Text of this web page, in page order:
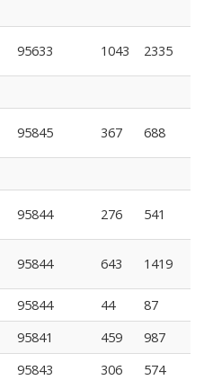
95633 1043 2335
95845 367 688
95844 276 541
95844 643 1419
95844 44
87
95841 459
987
95843 306 574